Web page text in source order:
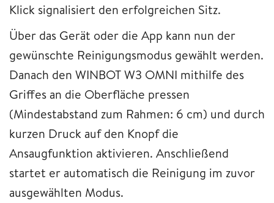
Klick signalisiert den erfolgreichen Sitz.
Über das Gerät oder die App kann nun der
gewünschte Reinigungsmodus gewählt werden.
Danach den WINBOT W3 OMNI mithilfe des
Griffes an die Oberfläche pressen
(Mindestabstand zum Rahmen: 6 cm) und durch
kurzen Druck auf den Knopf die
Ansaugfunktion aktivieren. Anschließend
startet er automatisch die Reinigung im zuvor
ausgewählten Modus.